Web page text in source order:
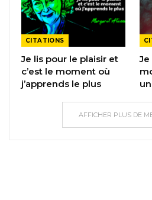
CITATIONS
Je lis pour le plaisir et
c’est le moment où
j’apprends le plus
Je
AFFICHER PLUS DE